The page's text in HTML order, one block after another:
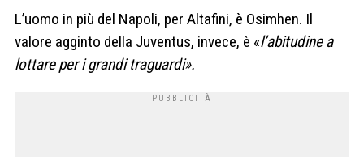
L’uomo in più del Napoli, per Altafini, è Osimhen. Il
valore agginto della Juventus, invece, è «l’abitudine a
lottare per i grandi traguardi».